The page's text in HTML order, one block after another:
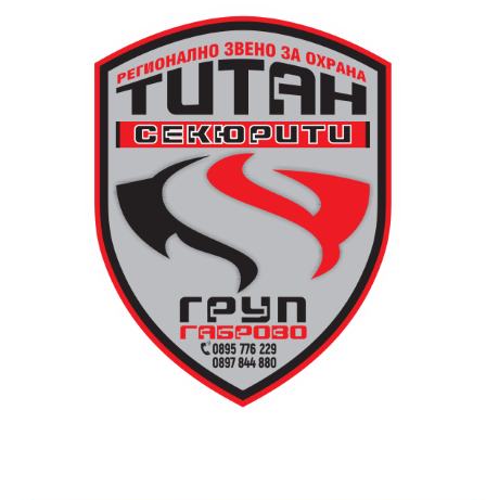
13 АВГУСТ (четвъртък)
19:00ч Групова тренировка с Йоанна Петрова от
20:00ч. Куиз вечер за обща култура
21:30ч. Прожекция на филма “Брънч за начинаещи”
Ще бъде хубаво – не някога и някъде, а тук и сега!
транспорт до местността Градище. Електрическият
автобус ще тръгне в 19:30 ч. от пл. „Възраждане“, а
обратно към града в 00:00 ч. – от паркинга до
поляната. Вземете със себе си връхна дреха и одеяло
или шалте! За повече информация тел. 0887907075.